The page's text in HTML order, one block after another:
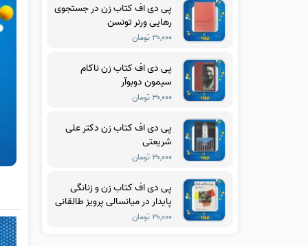
پی دی اف کتاب زن در جستجوی
رهایی ورنر تونسن
۳۰,۰۰۰ تومان
پی دی اف کتاب زن ناکام
سیمون دوبوآر
۳۰,۰۰۰ تومان
پی دی اف کتاب زن دکتر علی
شریعتی
۳۰,۰۰۰ تومان
پی دی اف کتاب زن و زنانگی
پایدار در میانسالی پرویز طالقانی
۳۰,۰۰۰ تومان